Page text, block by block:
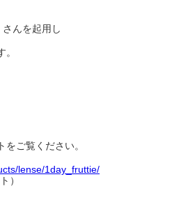
んを起用し
ご覧ください。
lense/1day_fruttie/
）